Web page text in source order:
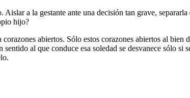
a la gestante ante una decisión tan grave,
hijo?
abiertos. Sólo estos corazones abiertos al
al que conduce esa soledad se desvanece sólo si